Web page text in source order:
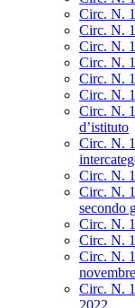
Circ. N.
Circ. N.
Circ. N.
Circ. N.
Circ. N.
Circ. N.
Circ. N.
d’istituto
Circ. N.
Circ. N.
Circ. N.
secondo
Circ. N.
Circ. N.
Circ. N.
Circ. N.